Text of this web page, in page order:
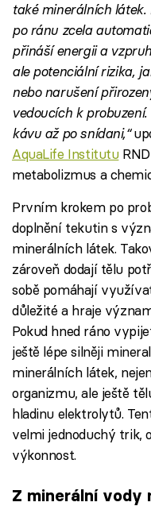
také minerálních
po ránu zcela
přináší energii a
ale potenciální rizika,
nebo narušení
vedoucích k
kávu až po snídani,“
AquaLife Institutu
metabolizmus a
Prvním krokem po
doplnění tekutin s
minerálních látek.
zároveň dodají tělu
sobě pomáhají
důležité a hraje
Pokud hned ráno
ještě lépe silněji
minerálních látek,
organizmu, ale ještě
hladinu elektrolytů.
velmi jednoduchý trik,
výkonnost.
Z minerální